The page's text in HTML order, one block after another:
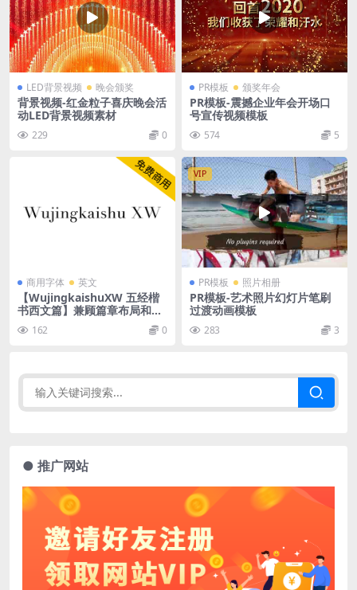
LED背景视频 晚会颁奖
背景视频-红金粒子喜庆晚会活
动LED背景视频素材
229 0
PR模板 颁奖年会
PR模板-震撼企业年会开场口
号宣传视频模板
574 5
商用字体 英文
【WujingkaishuXW 五经楷
书西文篇】兼顾篇章布局和内
文排版
162 0
VIP
PR模板 照片相册
PR模板-艺术照片幻灯片笔刷
过渡动画模板
283 3
● 推广网站